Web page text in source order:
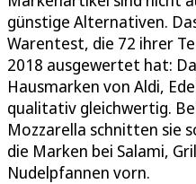
günstige Alternativen.
Warentest, die 72 ihrer
2018 ausgewertet hat:
Hausmarken von Aldi,
qualitativ gleichwertig.
Mozzarella schnitten sie
die Marken bei Salami,
Nudelpfannen vorn.